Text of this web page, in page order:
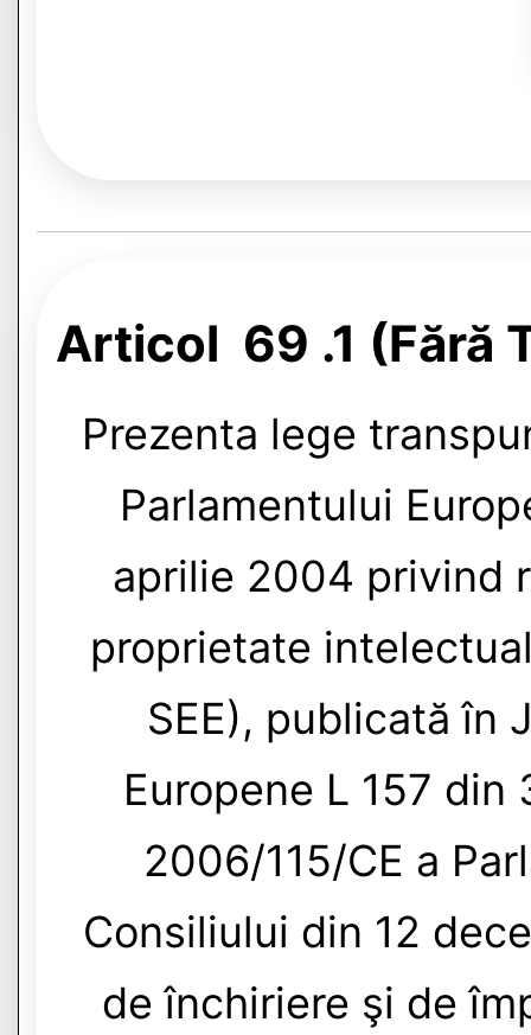
Articol 69 .1 (Fără
Prezenta lege
Parlamentului
aprilie 2004 privind
proprietate
SEE), publicată în
Europene L 157
2006/115/CE a
Consiliului din 12
de închiriere şi de